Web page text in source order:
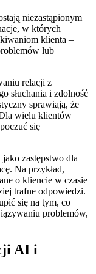
niezastąpionym
w których
klienta –
lub
relacji z
słuchania i zdolność
sprawiają, że
wielu klientów
się
zastępstwo dla
Na przykład,
o kliencie w czasie
trafne odpowiedzi.
się na tym, co
problemów,
AI i